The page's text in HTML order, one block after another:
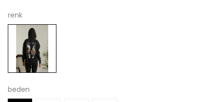
renk
beden